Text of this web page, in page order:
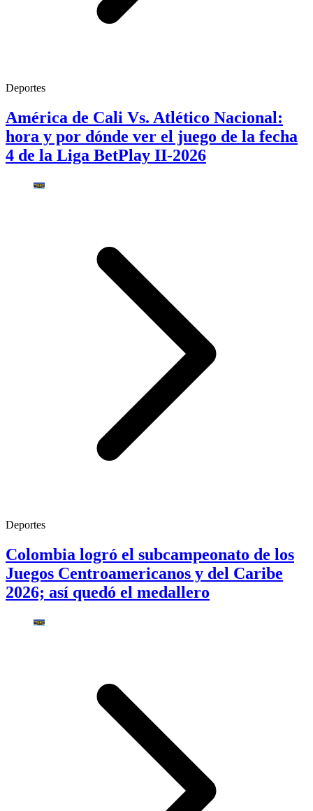
Deportes
América de Cali Vs. Atlético Nacional:
hora y por dónde ver el juego de la fecha
4 de la Liga BetPlay II-2026
Deportes
Colombia logró el subcampeonato de los
Juegos Centroamericanos y del Caribe
2026; así quedó el medallero